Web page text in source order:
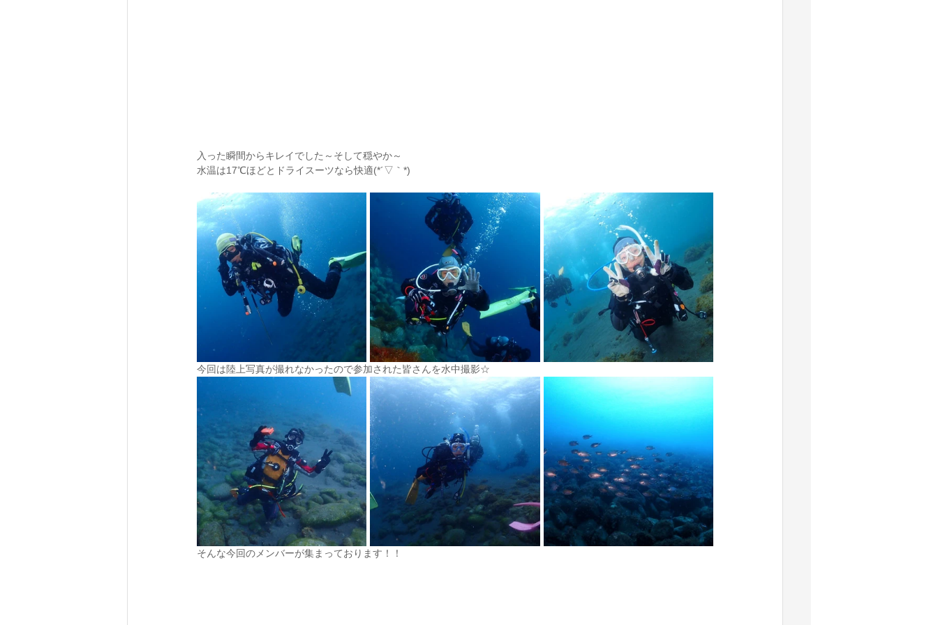
入った瞬間からキレイでした～そして穏やか～
水温は17℃ほどとドライスーツなら快適(*´▽｀*)
今回は陸上写真が撮れなかったので参加された皆さんを水中撮影☆
そんな今回のメンバーが集まっております！！